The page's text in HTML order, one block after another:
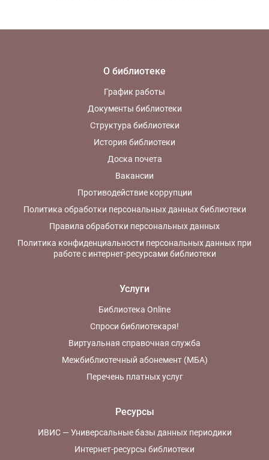
О библиотеке
График работы
Документы библиотеки
Структура библиотеки
История библиотеки
Доска почета
Вакансии
Противодействие коррупции
Политика обработки персональных данных библиотеки
Правила обработки персональных данных
Политика конфиденциальности персональных данных при
работе с интернет-ресурсами библиотеки
Услуги
Библиотека Online
Спроси библиотекаря!
Виртуальная справочная служба
Межбиблиотечный абонемент (МБА)
Перечень платных услуг
Ресурсы
ИВИС — Универсальные базы данных периодики
Интернет-ресурсы библиотеки